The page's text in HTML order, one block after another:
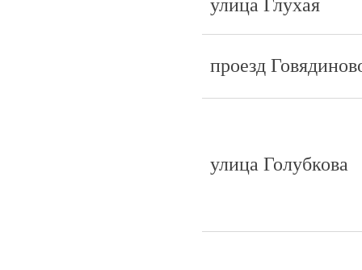
улица Глухая
проезд
улица Голубкова